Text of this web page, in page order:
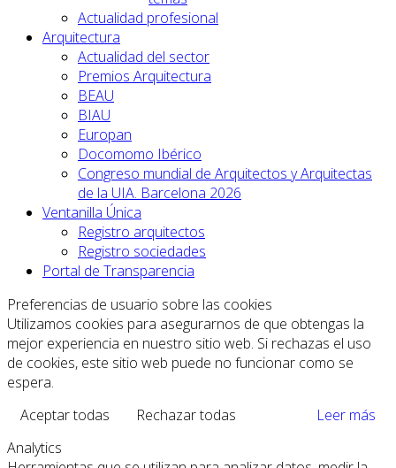
Actualidad profesional
Arquitectura
Actualidad del sector
Premios Arquitectura
BEAU
BIAU
Europan
Docomomo Ibérico
Congreso mundial de Arquitectos y Arquitectas
de la UIA. Barcelona 2026
Ventanilla Única
Registro arquitectos
Registro sociedades
Portal de Transparencia
Preferencias de usuario sobre las cookies
Utilizamos cookies para asegurarnos de que obtengas la
mejor experiencia en nuestro sitio web. Si rechazas el uso
de cookies, este sitio web puede no funcionar como se
espera.
Aceptar todas
Rechazar todas
Leer más
Analytics